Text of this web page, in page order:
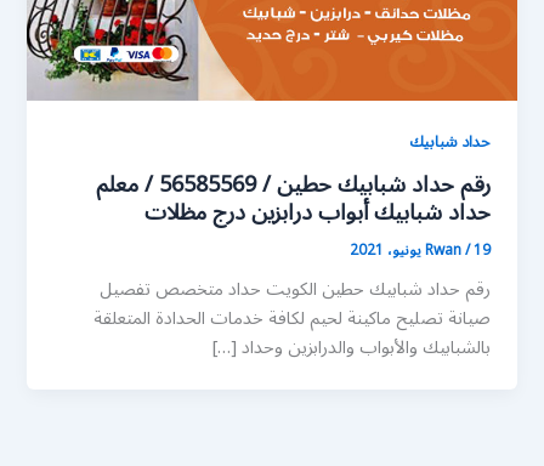
حداد شبابيك
رقم حداد شبابيك حطين / 56585569 / معلم
حداد شبابيك أبواب درابزين درج مظلات
Rwan/19 يونيو، 2021
رقم حداد شبابيك حطين الكويت حداد متخصص تفصيل
صيانة تصليح ماكينة لحيم لكافة خدمات الحدادة المتعلقة
بالشبابيك والأبواب والدرابزين وحداد […]